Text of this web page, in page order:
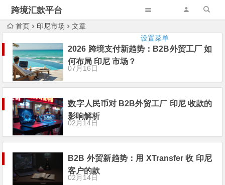
跨境汇款平台
设置菜单
首页 印尼市场 文章
2026 跨境支付新趋势：B2B外贸工厂 如
何布局 印尼 市场？
07月16日
数字人民币对 B2B外贸工厂 印尼 收款的
影响解析
02月14日
B2B 外贸新趋势：用 XTransfer 收 印尼
客户的款
02月14日